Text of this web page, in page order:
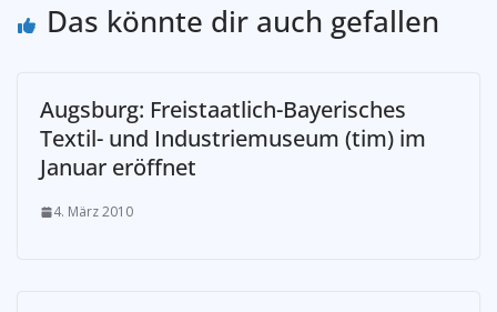
Das könnte dir auch gefallen
Augsburg: Freistaatlich-Bayerisches
Textil- und Industriemuseum (tim) im
Januar eröffnet
4. März 2010